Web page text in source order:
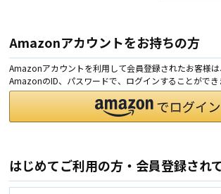
Amazonアカウントをお持ちの方
Amazonアカウントを利用して会員登録されたお客様は
AmazonのID、パスワードで、ログインすることができ
はじめてご利用の方・会員登録され